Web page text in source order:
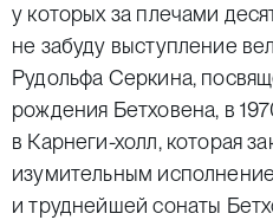
у которых за плечами
не забуду выступление
Рудольфа Серкина,
рождения Бетховена, в
в Карнеги-холл, которая
изумительным
и труднейшей сонаты